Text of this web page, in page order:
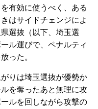
有効に使うべく、ある
はサイドチェンジによ
選抜（以下、埼玉選
ル運びで、ペナルティ
った。
りは埼玉選抜が優勢か
を奪ったあと無理に攻
ルを回しながら攻撃の